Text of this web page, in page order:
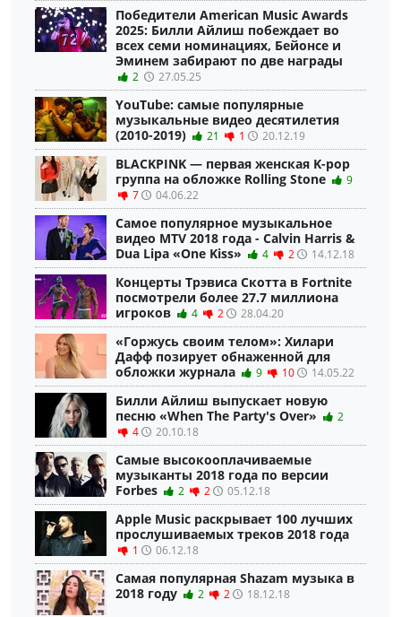
Победители American Music Awards
2025: Билли Айлиш побеждает во
всех семи номинациях, Бейонсе и
Эминем забирают по две награды
2 27.05.25
YouTube: самые популярные
музыкальные видео десятилетия
(2010-2019)
21 1 20.12.19
BLACKPINK — первая женская K-pop
группа на обложке Rolling Stone
9
7
04.06.22
Самое популярное музыкальное
видео MTV 2018 года - Calvin Harris &
Dua Lipa «One Kiss»
4 2 14.12.18
Концерты Трэвиса Скотта в Fortnite
посмотрели более 27.7 миллиона
игроков
4 2 28.04.20
«Горжусь своим телом»: Хилари
Дафф позирует обнаженной для
обложки журнала
9 10 14.05.22
Билли Айлиш выпускает новую
песню «When The Party's Over»
2
4
20.10.18
Самые высокооплачиваемые
музыканты 2018 года по версии
Forbes
2 2 05.12.18
Apple Music раскрывает 100 лучших
прослушиваемых треков 2018 года
1 06.12.18
Самая популярная Shazam музыка в
2018 году
2 2 18.12.18